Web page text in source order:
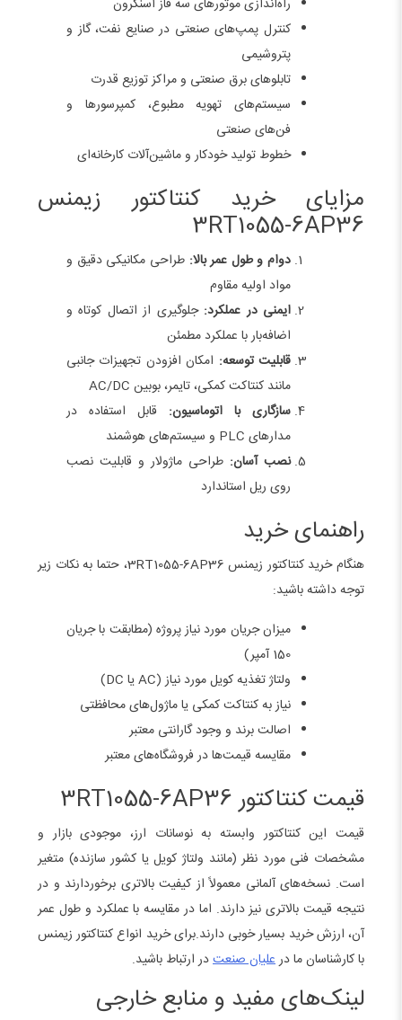
راه‌اندازی موتورهای سه فاز آسنکرون
کنترل پمپ‌های صنعتی در صنایع نفت، گاز و
پتروشیمی
تابلوهای برق صنعتی و مراکز توزیع قدرت
سیستم‌های تهویه مطبوع، کمپرسورها و
فن‌های صنعتی
خطوط تولید خودکار و ماشین‌آلات کارخانه‌ای
مزایای خرید کنتاکتور زیمنس
3RT1055-6AP36
دوام و طول عمر بالا: طراحی مکانیکی دقیق و
مواد اولیه مقاوم
ایمنی در عملکرد: جلوگیری از اتصال کوتاه و
اضافه‌بار با عملکرد مطمئن
قابلیت توسعه: امکان افزودن تجهیزات جانبی
مانند کنتاکت کمکی، تایمر، بوبین AC/DC
سازگاری با اتوماسیون: قابل استفاده در
مدارهای PLC و سیستم‌های هوشمند
نصب آسان: طراحی ماژولار و قابلیت نصب
روی ریل استاندارد
راهنمای خرید
هنگام خرید کنتاکتور زیمنس 3RT1055-6AP36، حتما به نکات زیر
توجه داشته باشید:
میزان جریان مورد نیاز پروژه (مطابقت با جریان
150 آمپر)
ولتاژ تغذیه کویل مورد نیاز (AC یا DC)
نیاز به کنتاکت کمکی یا ماژول‌های محافظتی
اصالت برند و وجود گارانتی معتبر
مقایسه قیمت‌ها در فروشگاه‌های معتبر
قیمت کنتاکتور 3RT1055-6AP36
قیمت این کنتاکتور وابسته به نوسانات ارز، موجودی بازار و
مشخصات فنی مورد نظر (مانند ولتاژ کویل یا کشور سازنده) متغیر
است. نسخه‌های آلمانی معمولاً از کیفیت بالاتری برخوردارند و در
نتیجه قیمت بالاتری نیز دارند. اما در مقایسه با عملکرد و طول عمر
آن، ارزش خرید بسیار خوبی دارند.برای خرید انواع کنتاکتور زیمنس
با کارشناسان ما درعلیان صنعتدر ارتباط باشید.
لینک‌های مفید و منابع خارجی